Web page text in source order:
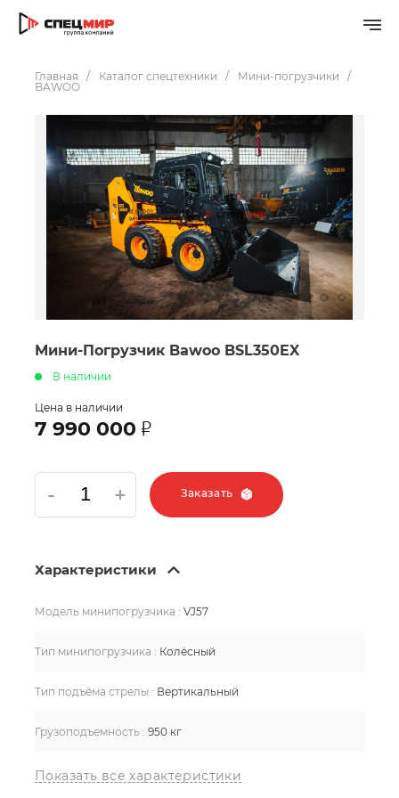
Главная Каталог спецтехники
Мини-погрузчики
BAWOO
Мини-Погрузчик Bawoo BSL350EX
В наличии
Цена в наличии
7 990 000 З
Заказать
Характеристики
Модель минипогрузчика : VJ57
Тип минипогрузчика : Колёсный
Тип подъёма стрелы : Вертикальный
Грузоподъемность : 950 кг
Модель двигателя: Hyundai
Показать все характеристики